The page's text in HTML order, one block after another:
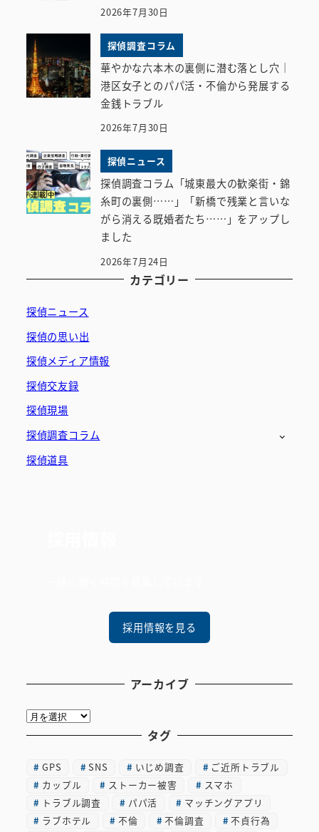
2026年7月30日
探偵調査コラム
華やかな六本木の裏側に潜む落とし穴｜
港区女子とのパパ活・不倫から発展する
金銭トラブル
2026年7月30日
探偵ニュース
探偵調査コラム「城東最大の歓楽街・錦
糸町の裏側……」「新橋で残業と言いな
がら消える既婚者たち……」をアップし
ました
2026年7月24日
カテゴリー
探偵ニュース
探偵の思い出
探偵メディア情報
探偵交友録
探偵現場
探偵調査コラム
探偵道具
採用情報を見る
アーカイブ
ア
ー
イ
ブ
タグ
GPS SNS いじめ調査
ご近所トラブル
カップル
ストーカー被害
スマホ
トラブル調査
パパ活
マッチングアプリ
ラブホテル
不倫 不倫調査
不貞行為